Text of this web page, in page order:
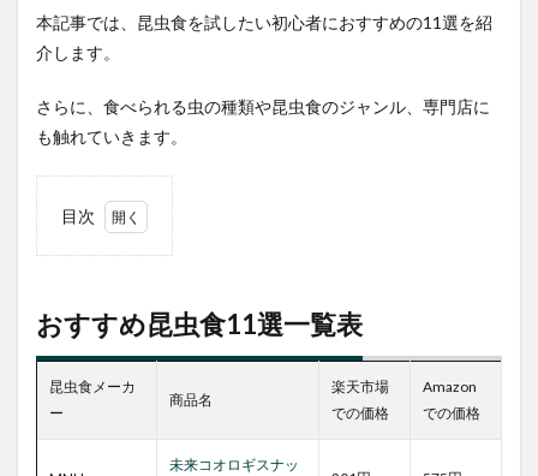
本記事では、昆虫食を試したい初心者におすすめの11選を紹
介します。
さらに、食べられる虫の種類や昆虫食のジャンル、専門店に
も触れていきます。
目次
昆虫
食
11
選一
覧表
2
おすすめ昆虫食11選一覧表
昆虫食メーカ
ー
商品名
楽天市場
での価格
Amazon
での価格
未来コオロギスナッ